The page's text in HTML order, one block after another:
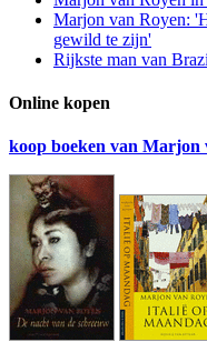
Marjon van Royen:
gewild te zijn'
Rijkste man van
Online kopen
koop boeken van Marjon